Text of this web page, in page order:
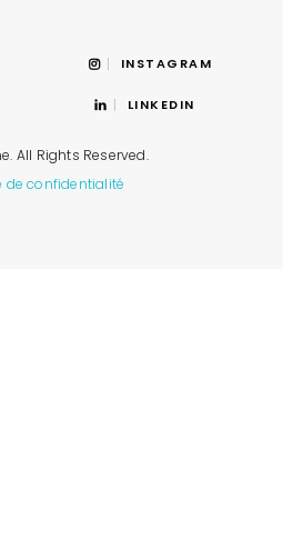
INSTAGRAM
LINKEDIN
All Rights Reserved.
de confidentialité